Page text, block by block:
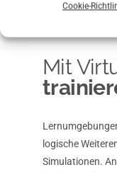
Cookie-
wechselnden
Mit
logische
Simulationen.